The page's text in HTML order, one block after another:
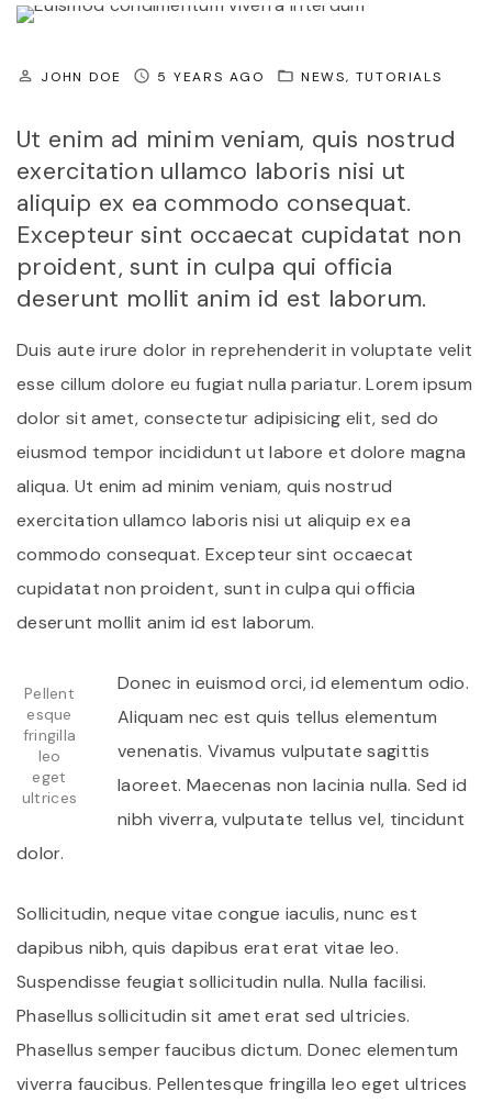
JOHN DOE 5 YEARS AGO NEWS TUTORIALS
Ut enim ad minim veniam, quis nostrud
exercitation ullamco laboris nisi ut
aliquip ex ea commodo consequat.
Excepteur sint occaecat cupidatat non
proident, sunt in culpa qui officia
deserunt mollit anim id est laborum.
Duis aute irure dolor in reprehenderit in voluptate velit
esse cillum dolore eu fugiat nulla pariatur. Lorem ipsum
dolor sit amet, consectetur adipisicing elit, sed do
eiusmod tempor incididunt ut labore et dolore magna
aliqua. Ut enim ad minim veniam, quis nostrud
exercitation ullamco laboris nisi ut aliquip ex ea
commodo consequat. Excepteur sint occaecat
cupidatat non proident, sunt in culpa qui officia
deserunt mollit anim id est laborum.
Pellent
esque
fringilla
leo
eget
ultrices
Donec in euismod orci, id elementum odio.
Aliquam nec est quis tellus elementum
venenatis. Vivamus vulputate sagittis
laoreet. Maecenas non lacinia nulla. Sed id
nibh viverra, vulputate tellus vel, tincidunt
dolor.
Sollicitudin, neque vitae congue iaculis, nunc est
dapibus nibh, quis dapibus erat erat vitae leo.
Suspendisse feugiat sollicitudin nulla. Nulla facilisi.
Phasellus sollicitudin sit amet erat sed ultricies.
Phasellus semper faucibus dictum. Donec elementum
viverra faucibus. Pellentesque fringilla leo eget ultrices